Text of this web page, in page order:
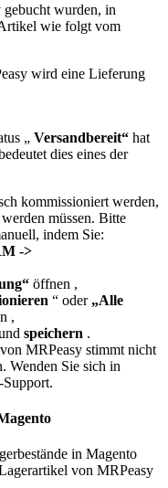
gebucht wurden, in
wie folgt vom
wird eine Lieferung
„ Versandbereit“ hat
dies eines der
kommissioniert werden,
müssen. Bitte
indem Sie:
->
öffnen ,
“ oder „Alle
,
speichern .
MRPeasy stimmt nicht
Wenden Sie sich in
in Magento
von MRPeasy